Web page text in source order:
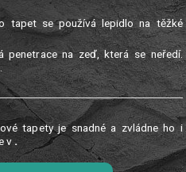
tapet se používá lepidlo na těžké
penetrace na zeď, která se neředí.
tapety je snadné a zvládne ho i
v .